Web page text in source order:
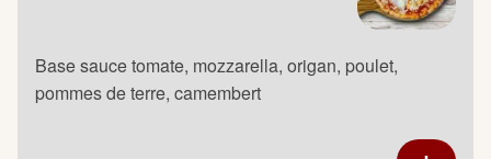
Base sauce tomate, mozzarella, origan, poulet,
pommes de terre, camembert